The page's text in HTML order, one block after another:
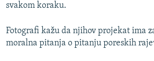
svakom koraku.
Fotografi kažu da njihov projekat ima
moralna pitanja o pitanju poreskih